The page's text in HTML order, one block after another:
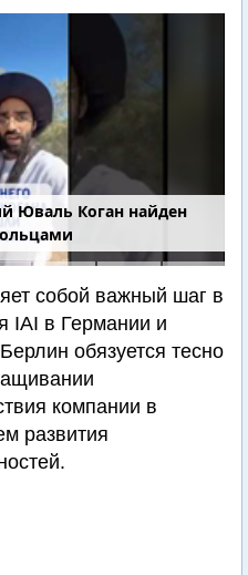
Юваль Коган найден
собой важный шаг в
IAI в Германии и
обязуется тесно
компании в
развития